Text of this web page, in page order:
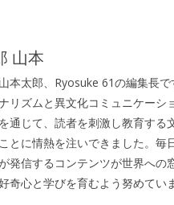
山本
本太郎、Ryosuke 61の編集長で
リズムと異文化コミュニケーシ
通じて、読者を刺激し教育する
とに情熱を注いできました。毎
発信するコンテンツが世界への
奇心と学びを育むよう努めてい